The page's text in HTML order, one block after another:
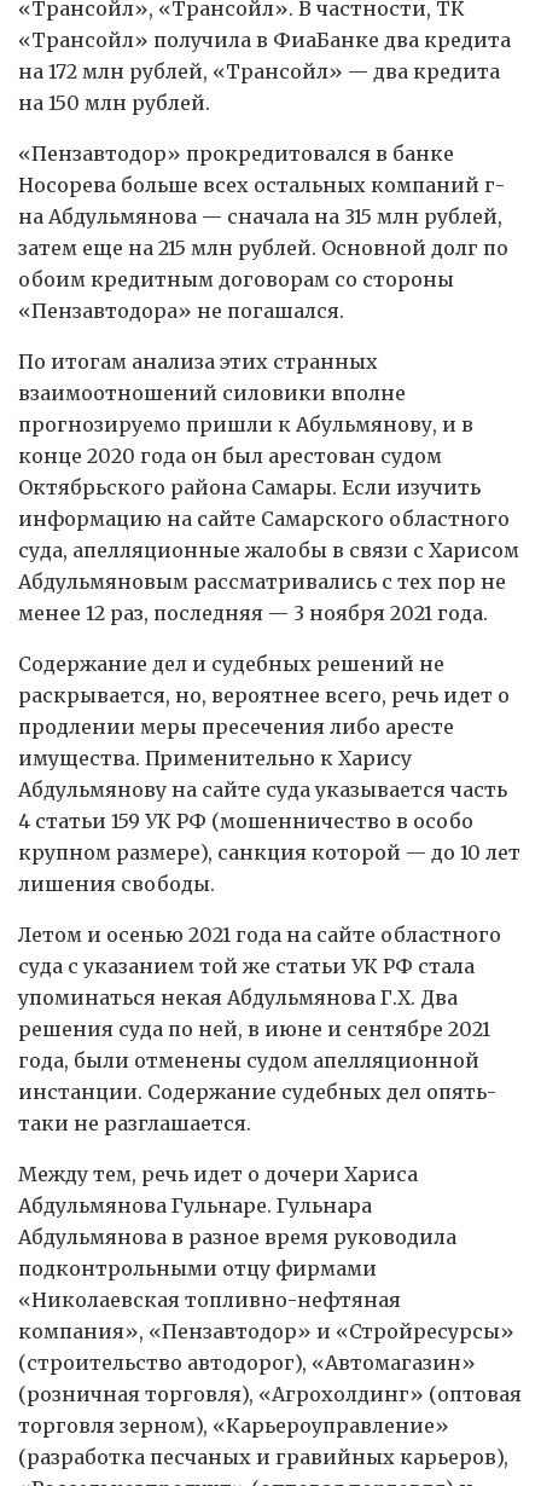
«Трансойл», «Трансойл». В частности, ТК
«Трансойл» получила в ФиаБанке два кредита
на 172 млн рублей, «Трансойл» — два кредита
на 150 млн рублей.
«Пензавтодор» прокредитовался в банке
Носорева больше всех остальных компаний г-
на Абдульмянова — сначала на 315 млн рублей,
затем еще на 215 млн рублей. Основной долг по
обоим кредитным договорам со стороны
«Пензавтодора» не погашался.
По итогам анализа этих странных
взаимоотношений силовики вполне
прогнозируемо пришли к Абульмянову, и в
конце 2020 года он был арестован судом
Октябрьского района Самары. Если изучить
информацию на сайте Самарского областного
суда, апелляционные жалобы в связи с Харисом
Абдульмяновым рассматривались с тех пор не
менее 12 раз, последняя — 3 ноября 2021 года.
Содержание дел и судебных решений не
раскрывается, но, вероятнее всего, речь идет о
продлении меры пресечения либо аресте
имущества. Применительно к Харису
Абдульмянову на сайте суда указывается часть
4 статьи 159 УК РФ (мошенничество в особо
крупном размере), санкция которой — до 10 лет
лишения свободы.
Летом и осенью 2021 года на сайте областного
суда с указанием той же статьи УК РФ стала
упоминаться некая Абдульмянова Г.Х. Два
решения суда по ней, в июне и сентябре 2021
года, были отменены судом апелляционной
инстанции. Содержание судебных дел опять-
таки не разглашается.
Между тем, речь идет о дочери Хариса
Абдульмянова Гульнаре. Гульнара
Абдульмянова в разное время руководила
подконтрольными отцу фирмами
«Николаевская топливно-нефтяная
компания», «Пензавтодор» и «Стройресурсы»
(строительство автодорог), «Автомагазин»
(розничная торговля), «Агрохолдинг» (оптовая
торговля зерном), «Карьероуправление»
(разработка песчаных и гравийных карьеров),